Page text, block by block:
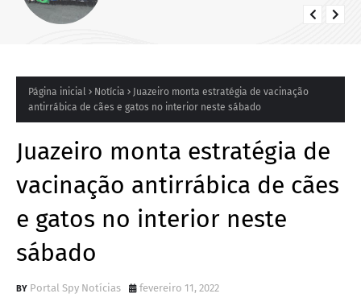
Página inicial Notícia
Juazeiro monta estratégia de vacinação
antirrábica de cães e gatos no interior neste sábado
Juazeiro monta estratégia de
vacinação antirrábica de cães
e gatos no interior neste
sábado
Portal Spy Notícias fevereiro 11, 2022